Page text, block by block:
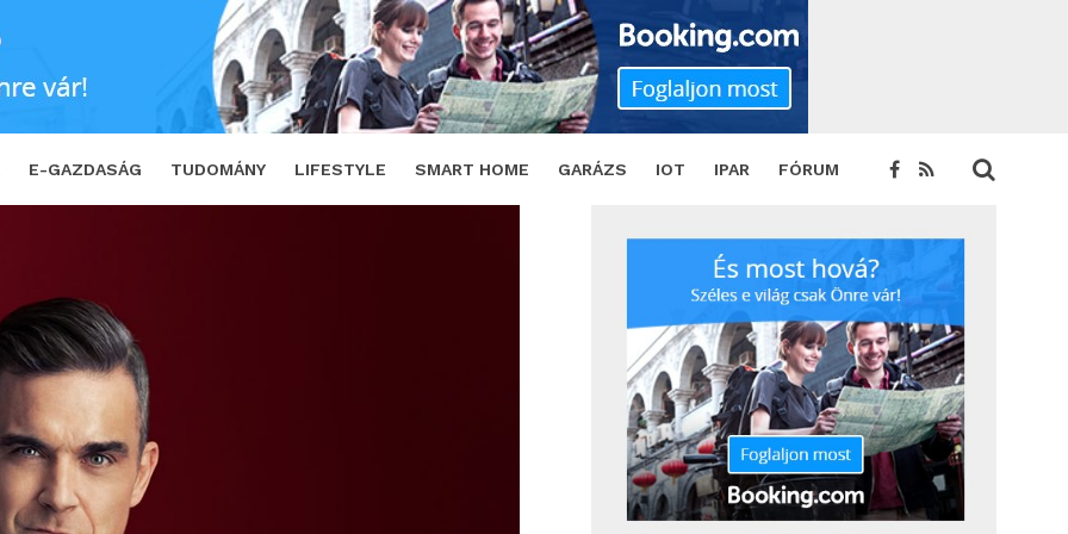
E-GAZDASÁG TUDOMÁNY LIFESTYLE SMART HOME GARÁZS IOT IPAR FÓRUM
termékkollekciót mutat be a MediaMarkt és Robbie Williams
SHARE TWEET